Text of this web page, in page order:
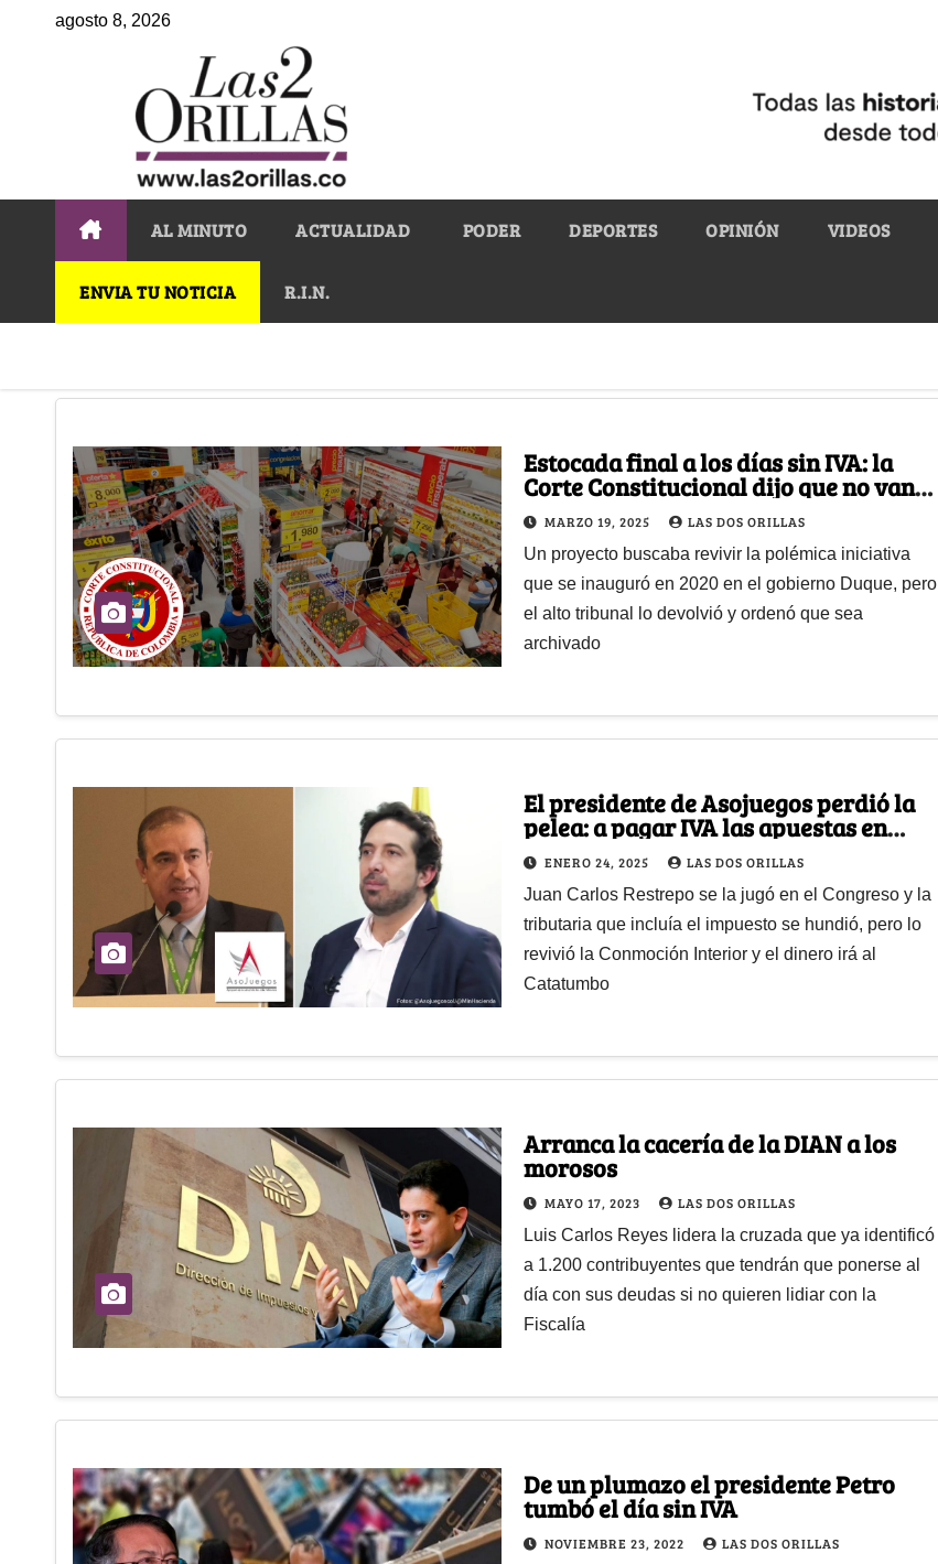
agosto 8, 2026
AL MINUTO ACTUALIDAD PODER DEPORTES OPINIÓN VIDEOS
ENVIA TU NOTICIA R.I.N.
Estocada final a los días sin IVA: la
Corte Constitucional dijo que no van
másMARZO 19, 2025 LAS DOS ORILLAS
Un proyecto buscaba revivir la polémica iniciativa
que se inauguró en 2020 en el gobierno Duque, pero
el alto tribunal lo devolvió y ordenó que sea
archivado
El presidente de Asojuegos perdió la
pelea: a pagar IVA las apuestas en
línea
ENERO 24, 2025 LAS DOS ORILLAS
Juan Carlos Restrepo se la jugó en el Congreso y la
tributaria que incluía el impuesto se hundió, pero lo
revivió la Conmoción Interior y el dinero irá al
Catatumbo
Arranca la cacería de la DIAN a los
morosos
MAYO 17, 2023 LAS DOS ORILLAS
Luis Carlos Reyes lidera la cruzada que ya identificó
a 1.200 contribuyentes que tendrán que ponerse al
día con sus deudas si no quieren lidiar con la
Fiscalía
De un plumazo el presidente Petro
tumbó el día sin IVA
NOVIEMBRE 23, 2022 LAS DOS ORILLAS